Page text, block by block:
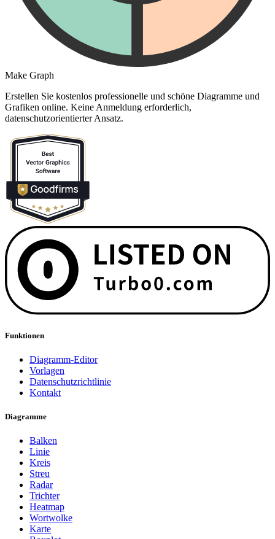
Make Graph
Erstellen Sie kostenlos professionelle und schöne Diagramme und
Grafiken online. Keine Anmeldung erforderlich,
datenschutzorientierter Ansatz.
Funktionen
Diagramm-Editor
Vorlagen
Datenschutzrichtlinie
Kontakt
Diagramme
Balken
Linie
Kreis
Streu
Radar
Trichter
Heatmap
Wortwolke
Karte